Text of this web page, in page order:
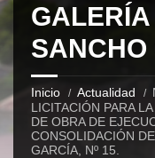
SANCHO
Inicio Actualidad
LICITACIÓN PARA
DE OBRA DE
CONSOLIDACIÓN
GARCÍA, Nº 15.